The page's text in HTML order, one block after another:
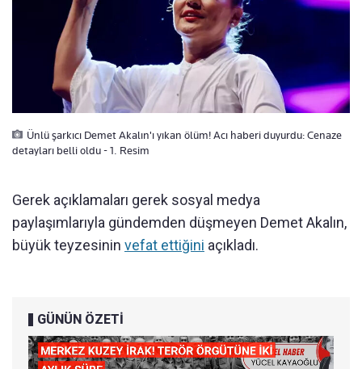
Ünlü şarkıcı Demet Akalın'ı yıkan ölüm! Acı haberi duyurdu: Cenaze
detayları belli oldu - 1. Resim
Gerek açıklamaları gerek sosyal medya
paylaşımlarıyla gündemden düşmeyen Demet Akalın,
büyük teyzesinin vefat ettiğini açıkladı.
GÜNÜN ÖZETİ